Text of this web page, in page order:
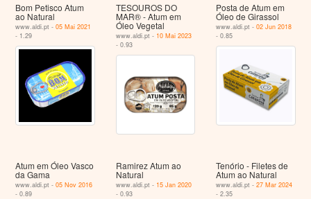
Bom Petisco Atum
ao Natural
www.aldi.pt -05 Mai 2021
- 1.29
TESOUROS DO
MAR® - Atum em
Óleo Vegetal
www.aldi.pt - 10 Mai 2023
- 0.93
Posta de Atum em
Óleo de Girassol
www.aldi.pt -02 Jun 2018
- 0.85
Atum em Óleo Vasco
da Gama
www.aldi.pt -05 Nov 2016
- 0.89
Ramirez Atum ao
Natural
www.aldi.pt - 15 Jan 2020
- 0.93
Tenório - Filetes de
Atum ao Natural
www.aldi.pt -27 Mar 2024
- 2.35